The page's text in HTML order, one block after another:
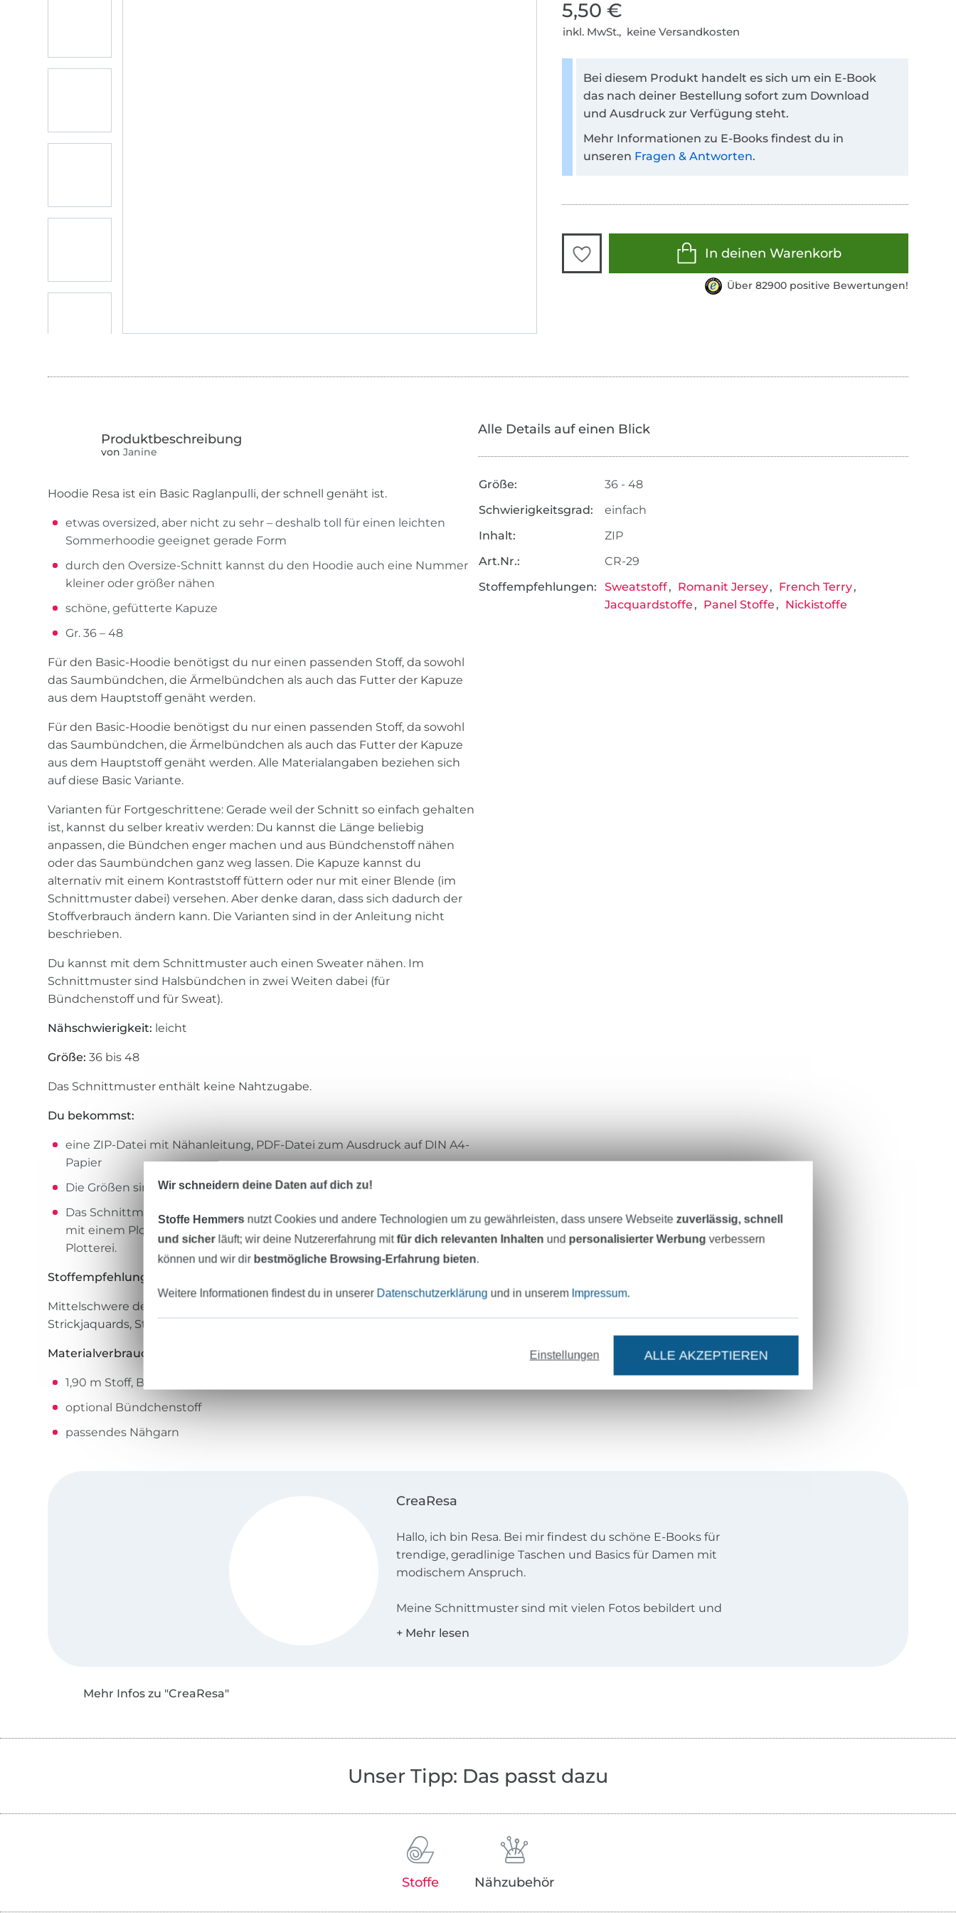
5,50 €
inkl. MwSt., keine Versandkosten
Bei diesem Produkt handelt es sich um ein E-Book
das nach deiner Bestellung sofort zum Download
und Ausdruck zur Verfügung steht.
Mehr Informationen zu E-Books findest du in
unseren Fragen & Antworten.
In deinen Warenkorb
Über 82900 positive Bewertungen!
von Janine
Hoodie Resa ist ein Basic Raglanpulli, der schnell genäht ist.
etwas oversized, aber nicht zu sehr – deshalb toll für einen leichten
Sommerhoodie geeignet gerade Form
durch den Oversize-Schnitt kannst du den Hoodie auch eine Nummer
kleiner oder größer nähen
schöne, gefütterte Kapuze
Gr. 36 – 48
Für den Basic-Hoodie benötigst du nur einen passenden Stoff, da sowohl
das Saumbündchen, die Ärmelbündchen als auch das Futter der Kapuze
aus dem Hauptstoff genäht werden.
Für den Basic-Hoodie benötigst du nur einen passenden Stoff, da sowohl
das Saumbündchen, die Ärmelbündchen als auch das Futter der Kapuze
aus dem Hauptstoff genäht werden. Alle Materialangaben beziehen sich
auf diese Basic Variante.
Varianten für Fortgeschrittene: Gerade weil der Schnitt so einfach gehalten
ist, kannst du selber kreativ werden: Du kannst die Länge beliebig
anpassen, die Bündchen enger machen und aus Bündchenstoff nähen
oder das Saumbündchen ganz weg lassen. Die Kapuze kannst du
alternativ mit einem Kontraststoff füttern oder nur mit einer Blende (im
Schnittmuster dabei) versehen. Aber denke daran, dass sich dadurch der
Stoffverbrauch ändern kann. Die Varianten sind in der Anleitung nicht
beschrieben.
Du kannst mit dem Schnittmuster auch einen Sweater nähen. Im
Schnittmuster sind Halsbündchen in zwei Weiten dabei (für
Bündchenstoff und für Sweat).
Nähschwierigkeit: leicht
Größe: 36 bis 48
Das Schnittmuster enthält keine Nahtzugabe.
Du bekommst:
eine ZIP-Datei mit Nähanleitung, PDF-Datei zum Ausdruck auf DIN A4-
Papier
Die Größen sind auf Ebenen angelegt
Das Schnittmuster als PDF-Datei im DIN A0 Format für den Ausdruck
mit einem Plotter – entweder in einer Druckerei oder bei einer Online-
Plotterei.
Stoffempfehlungen:
Mittelschwere dehnbare Strickstoffe: Sweatshirt, Nicki, Romanit Jersey,
Strickjaquards, Strickstoffe, schwerer Jersey, Interlock
Materialverbrauch:
1,90 m Stoff, Breite: 1,40 m
optional Bündchenstoff
passendes Nähgarn
Alle Details auf einen Blick
Größe:
36 - 48
Schwierigkeitsgrad:
einfach
Inhalt:
ZIP
Art.Nr.:
CR-29
Stoffempfehlungen:
Sweatstoff Romanit Jersey
French Terry
Jacquardstoffe
Panel Stoffe Nickistoffe
CreaResa
Hallo, ich bin Resa. Bei mir findest du schöne E-Books für
trendige, geradlinige Taschen und Basics für Damen mit
modischem Anspruch.
Meine Schnittmuster sind mit vielen Fotos bebildert und
ausführlich beschrieben, lassen dir aber immer viel
Nähen so perfekt mit meinem beruflichen Erfahrungen
im Webdesign, Programmieren und Vertrieb verbindet.
Mehr Infos zu "CreaResa"
Unser Tipp: Das passt dazu
Stoffe Nähzubehör
Wir schneidern deine Daten auf dich zu!
Stoffe Hemmers nutzt Cookies und andere Technologien um zu gewährleisten, dass unsere Webseitezuverlässig, schnell
und sicherläuft; wir deine Nutzererfahrung mitfür dich relevanten Inhalten und personalisierter Werbung verbessern
können und wir dir bestmögliche Browsing-Erfahrung bieten.
Weitere Informationen findest du in unserer Datenschutzerklärung und in unserem Impressum.
Einstellungen ALLE AKZEPTIEREN